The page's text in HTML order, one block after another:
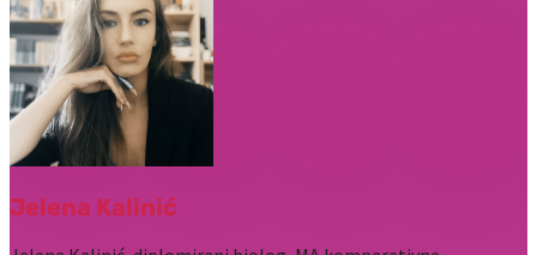
Jelena Kalinić